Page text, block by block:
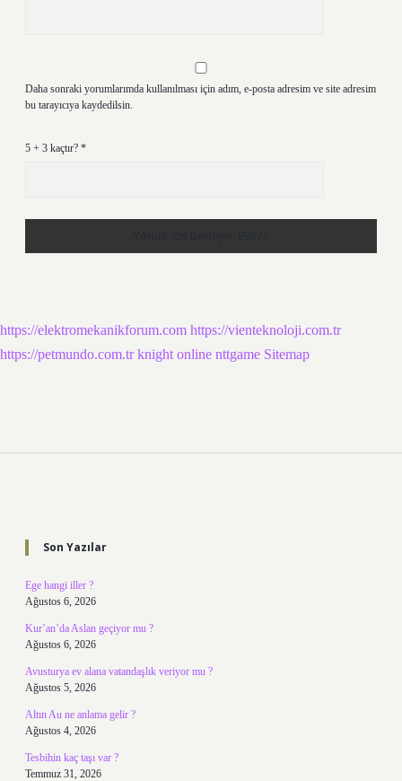
Daha sonraki yorumlarımda kullanılması için adım, e-posta adresim ve site adresim
bu tarayıcıya kaydedilsin.
5 + 3 kaçtır? *
https://elektromekanikforum.com https://vienteknoloji.com.tr
https://petmundo.com.tr knight online nttgame Sitemap
Son Yazılar
Ege hangi iller ?
Ağustos 6, 2026
Kur’an’da Aslan geçiyor mu ?
Ağustos 6, 2026
Avusturya ev alana vatandaşlık veriyor mu ?
Ağustos 5, 2026
Altın Au ne anlama gelir ?
Ağustos 4, 2026
Tesbihin kaç taşı var ?
Temmuz 31, 2026